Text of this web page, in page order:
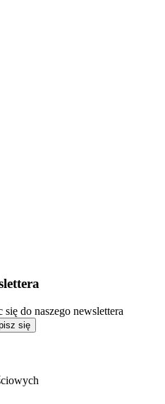
do naszego newslettera
się